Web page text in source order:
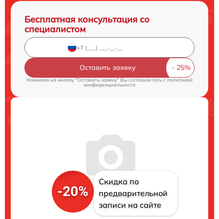
Бесплатная консультация со
специалистом
Оставить заявку
Нажимая на кнопку "Оставить заявку" Вы соглашаетесь c политикой
конфиденциальности
-20%
Скидка по
предварительной
записи на сайте